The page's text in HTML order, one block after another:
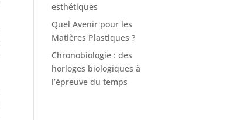
esthétiques
Quel Avenir pour les
Matières Plastiques ?
Chronobiologie : des
horloges biologiques à
l’épreuve du temps